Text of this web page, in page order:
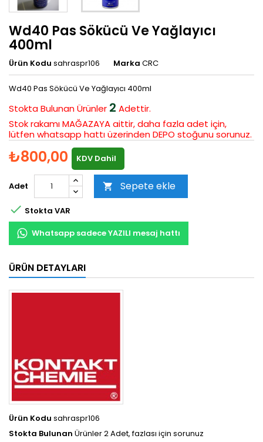
Wd40 Pas Sökücü Ve Yağlayıcı
400ml
Ürün Kodu sahraspr106 Marka CRC
Wd40 Pas Sökücü Ve Yağlayıcı 400ml
Stokta BulunanÜrünler 2 Adettir.
Stok rakamı MAĞAZAYA aittir, daha fazla adet için,
lütfen whatsapp hattı üzerinden DEPO stoğunu sorunuz.
₺800,00 KDV Dahil
Adet  Sepete ekle
 Stokta VAR
Whatsapp sadece YAZILI mesaj hattı
ÜRÜN DETAYLARI
Ürün Kodu sahraspr106
Stokta Bulunan Ürünler 2 Adet, fazlası için sorunuz